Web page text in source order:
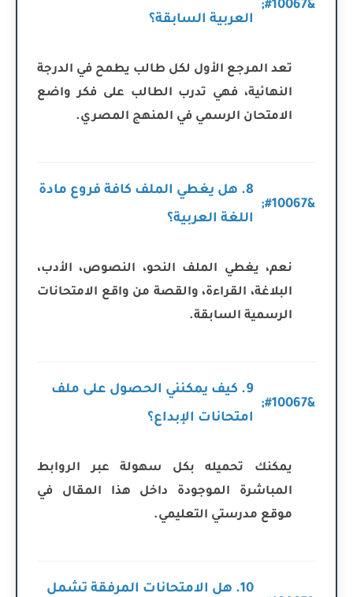
العربية السابقة؟
تعد المرجع الأول لكل طالب يطمح في الدرجة
النهائية، فهي تدرب الطالب على فكر واضع
الامتحان الرسمي في المنهج المصري.
8. هل يغطي الملف كافة فروع مادة
اللغة العربية؟
نعم، يغطي الملف النحو، النصوص، الأدب،
البلاغة، القراءة، والقصة من واقع الامتحانات
الرسمية السابقة.
9. كيف يمكنني الحصول على ملف
امتحانات الإبداع؟
يمكنك تحميله بكل سهولة عبر الروابط
المباشرة الموجودة داخل هذا المقال في
موقع مدرستي التعليمي.
10. هل الامتحانات المرفقة تشمل